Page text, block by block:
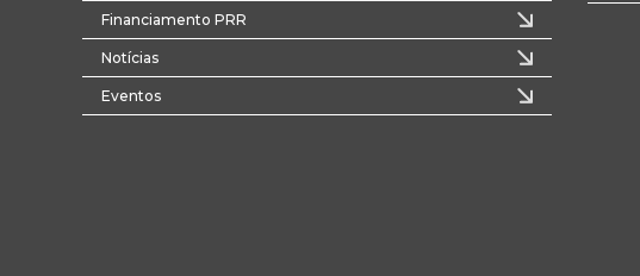
Financiamento PRR
Notícias
Eventos